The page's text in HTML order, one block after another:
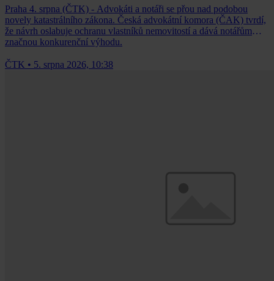
Praha 4. srpna (ČTK) - Advokáti a notáři se přou nad podobou
novely katastrálního zákona. Česká advokátní komora (ČAK) tvrdí,
že návrh oslabuje ochranu vlastníků nemovitostí a dává notářům
značnou konkurenční výhodu.
ČTK • 5. srpna 2026, 10:38